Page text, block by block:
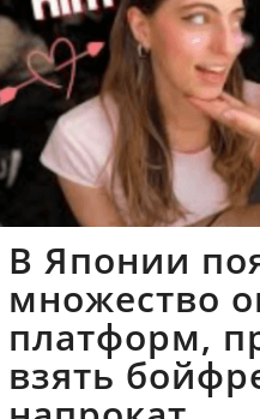
В Японии
множество
платформ,
взять